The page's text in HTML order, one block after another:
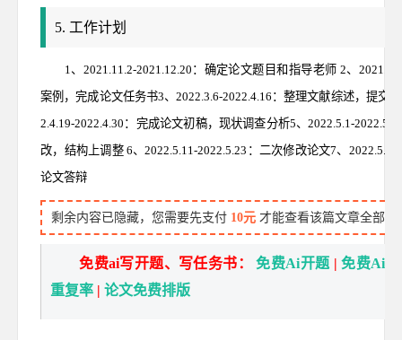
5. 工作计划
1、2021.11.2-2021.12.20：确定论文题目和指导老师 2、
案例，完成论文任务书3、2022.3.6-2022.4.16：整理文献综述，提交
2.4.19-2022.4.30：完成论文初稿，现状调查分析5、2022.5.1-
改，结构上调整 6、2022.5.11-2022.5.23：二次修改论文7、
论文答辩
剩余内容已隐藏，您需要先支付 10元 才能查看该篇文章全部内
免费ai写开题、写任务书：免费Ai开题 |免费Ai
重复率 |论文免费排版